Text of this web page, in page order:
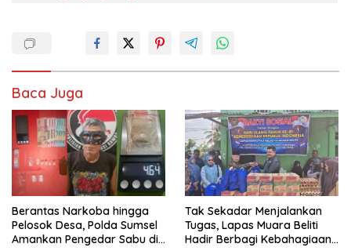
Baca Juga
Berantas Narkoba hingga
Pelosok Desa, Polda Sumsel
Amankan Pengedar Sabu di
Tak Sekadar Menjalankan
Tugas, Lapas Muara Beliti
Hadir Berbagi Kebahagiaan